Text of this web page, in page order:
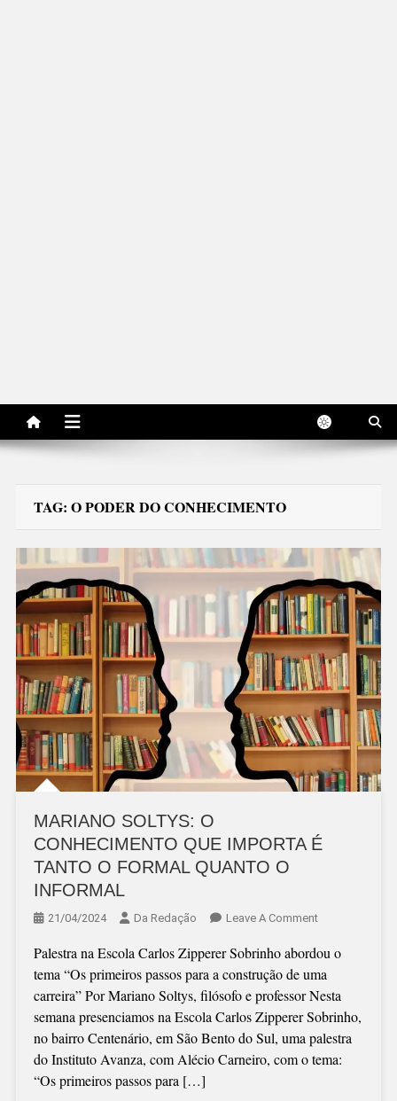
TAG: O PODER DO CONHECIMENTO
MARIANO SOLTYS: O
CONHECIMENTO QUE IMPORTA É
TANTO O FORMAL QUANTO O
INFORMAL
21/04/2024 Da Redação Leave A CommentOn
SOLTYS:
O
QUE
IMPORTA
É
Palestra na Escola Carlos Zipperer Sobrinho abordou o
tema “Os primeiros passos para a construção de uma
carreira” Por Mariano Soltys, filósofo e professor Nesta
semana presenciamos na Escola Carlos Zipperer Sobrinho,
no bairro Centenário, em São Bento do Sul, uma palestra
do Instituto Avanza, com Alécio Carneiro, com o tema:
“Os primeiros passos para […]